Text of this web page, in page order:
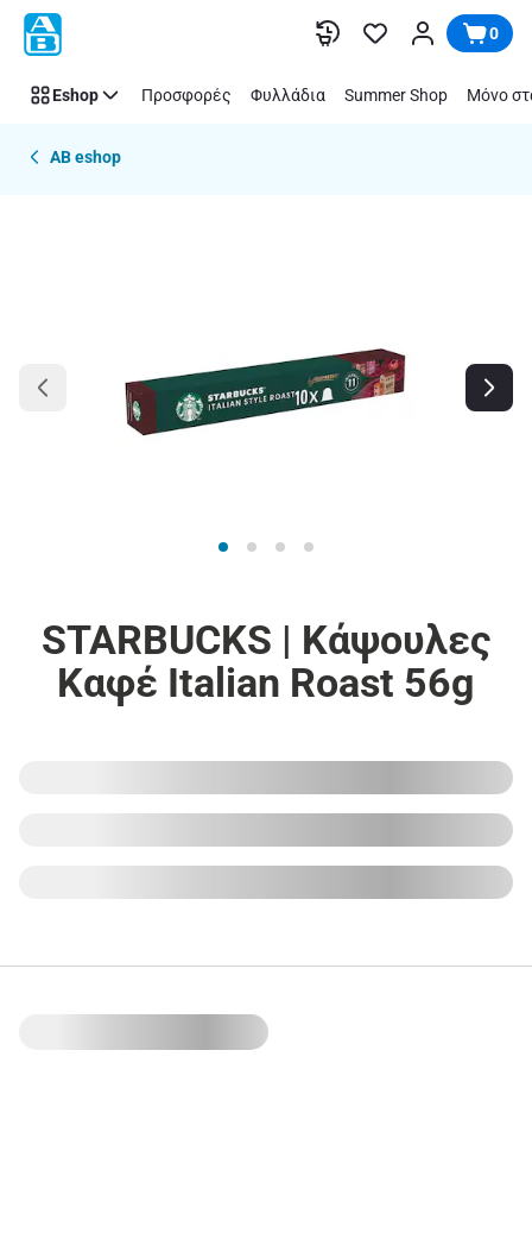
Παράλειψη 0
Eshop Προσφορές Φυλλάδια Summer Shop Μόνο
AB eshop
STARBUCKS | Κάψουλες
Καφέ Italian Roast 56g